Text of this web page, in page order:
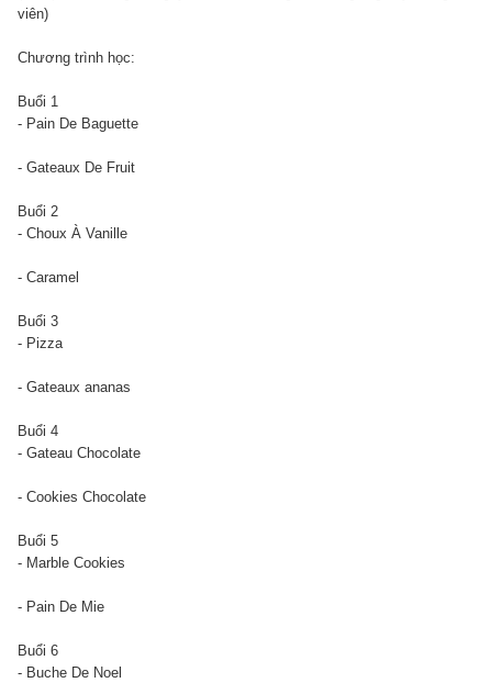
viên)
Chương trình học:
Buổi 1
- Pain De Baguette
- Gateaux De Fruit
Buổi 2
- Choux À Vanille
- Caramel
Buổi 3
- Pizza
- Gateaux ananas
Buổi 4
- Gateau Chocolate
- Cookies Chocolate
Buổi 5
- Marble Cookies
- Pain De Mie
Buổi 6
- Buche De Noel